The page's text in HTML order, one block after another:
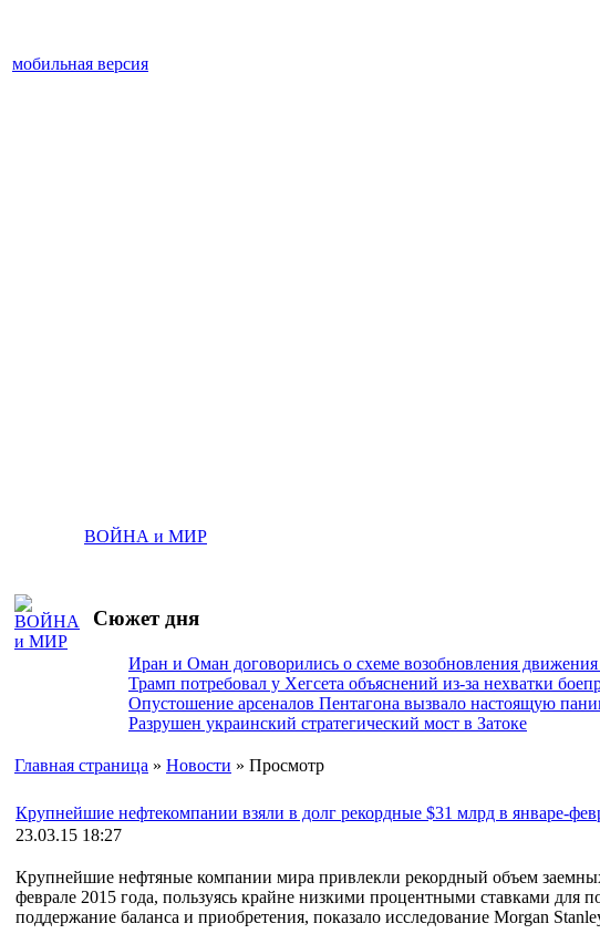
мобильная версия
ВОЙНА и МИР
Сюжет дня
Иран и Оман договорились о схеме возобновления
Трамп потребовал у Хегсета объяснений из-за нехватки
Опустошение арсеналов Пентагона вызвало настоящую
Разрушен украинский стратегический мост в Затоке
Главная страница » Новости » Просмотр
Крупнейшие нефтекомпании взяли в долг рекордные $31 млрд в январе-
23.03.15 18:27
Крупнейшие нефтяные компании мира привлекли рекордный объем
феврале 2015 года, пользуясь крайне низкими процентными ставками для
поддержание баланса и приобретения, показало исследование Morgan